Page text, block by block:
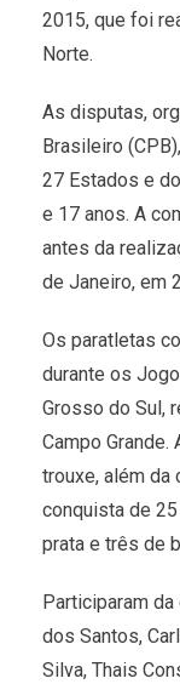
2015, que foi
Norte.
As disputas,
Brasileiro
27 Estados e
e 17 anos. A
antes da
de Janeiro, em
Os paratletas
durante os
Grosso do Sul,
Campo
trouxe, além da
conquista de
prata e três de
Participaram
dos Santos,
Silva, Thais